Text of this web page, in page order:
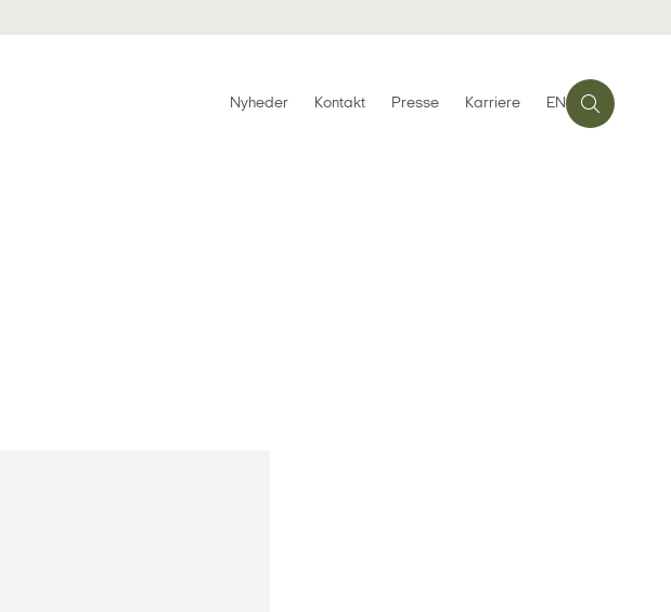
Nyheder Kontakt Presse Karriere EN